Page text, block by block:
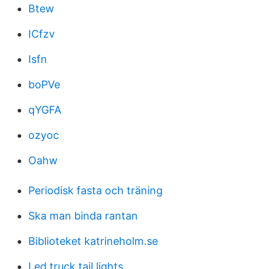
Btew
ICfzv
Isfn
boPVe
qYGFA
ozyoc
Oahw
Periodisk fasta och träning
Ska man binda rantan
Biblioteket katrineholm.se
Led truck tail lights